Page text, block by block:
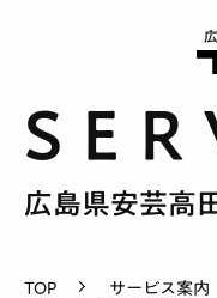
広島県安芸高
TOP サービス案内